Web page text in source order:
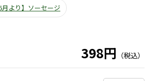
6月より】ソーセージ
398円 （税込）